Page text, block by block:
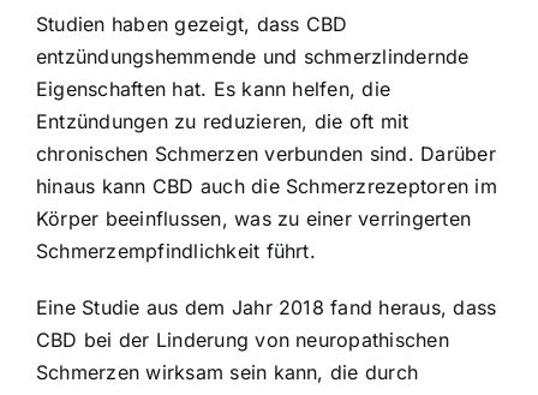
Studien haben gezeigt, dass CBD
entzündungshemmende und schmerzlindernde
Eigenschaften hat. Es kann helfen, die
Entzündungen zu reduzieren, die oft mit
chronischen Schmerzen verbunden sind. Darüber
hinaus kann CBD auch die Schmerzrezeptoren im
Körper beeinflussen, was zu einer verringerten
Schmerzempfindlichkeit führt.
Eine Studie aus dem Jahr 2018 fand heraus, dass
CBD bei der Linderung von neuropathischen
Schmerzen wirksam sein kann, die durch